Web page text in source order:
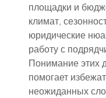
площадки и
климат,
юридические
работу с
Понимание этих
помогает
неожиданных